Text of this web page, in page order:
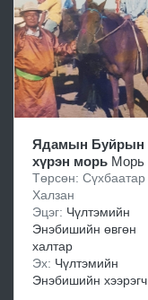
Ядамын Буйрын
хүрэн морь Морь
Төрсөн: Сүхбаатар
Халзан
Эцэг: Чүлтэмийн
Энэбишийн өвгөн
халтар
Эх: Чүлтэмийн
Энэбишийн хээрэгч